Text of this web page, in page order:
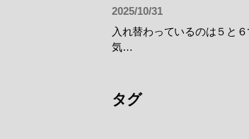
2025/10/31
入れ替わっているのは５と
気…
タグ